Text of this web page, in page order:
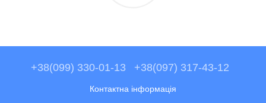
+38(099) 330-01-13 +38(097) 317-43-12
Контактна інформація